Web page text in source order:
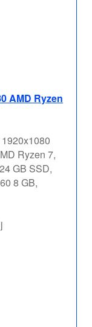
AMD Ryzen
Ryzen 7,
GB SSD,
8 GB,